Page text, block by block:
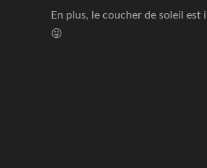
En plus, le coucher de soleil est
😜